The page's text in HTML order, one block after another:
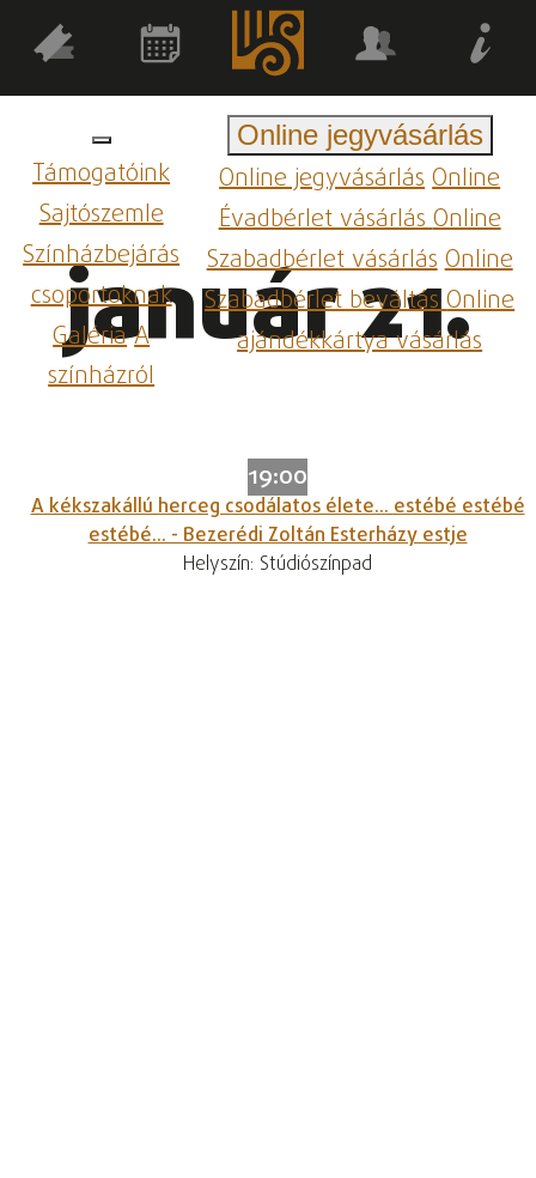
Támogatóink
Sajtószemle
Színházbejárás
csoportoknak
GalériaA
színházról
Online jegyvásárlás
Online jegyvásárlásOnline
Évadbérlet vásárlásOnline
Szabadbérlet vásárlásOnline
Szabadbérlet beváltásOnline
ajándékkártya vásárlás
január 21.
19:00
A kékszakállú herceg csodálatos élete... estébé estébé
estébé... - Bezerédi Zoltán Esterházy estje
Helyszín: Stúdiószínpad